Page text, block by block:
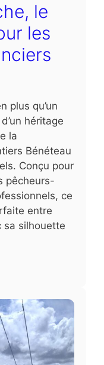
le
les
plus qu’un
héritage
la
Bénéteau
Conçu pour
pêcheurs-
ce
entre
sa silhouette